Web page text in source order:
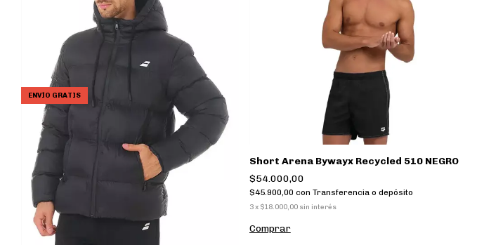
ENVÍO GRATIS
Short Arena Bywayx Recycled 510 NEGRO
$54.000,00
$45.900,00 con Transferencia o depósito
3x $18.000,00 sin interés
Comprar